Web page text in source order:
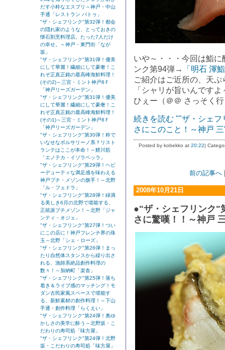
だす小粋なエスプリ～神戸・中山
手通「レストラン パトゥ」
"ザ・シェフリンク"第32弾！都会
の隠れ家のような、とっておきの
懐石割烹料理店。たった7人だけ
の幸せ。～神戸・東門街「なが
坂」
"ザ・シェフリンク"第31弾！優美
にして華麗！繊細にして豪奢！こ
れぞ正真正銘の最高峰海鮮料理！
(その2)～三宮・ミント神戸8Ｆ
「神戸リーズガーデン」
"ザ・シェフリンク"第31弾！優美
にして華麗！繊細にして豪奢！こ
れぞ正真正銘の最高峰海鮮料理！
(その1)～三宮・ミント神戸8Ｆ
「神戸リーズガーデン」
"ザ・シェフリンク"第30弾！粋で
いなせなボルサリーノ系？リスト
ランテはここが本命！～鯉川筋
「エノテカ・イゾラベッラ」
"ザ・シェフリンク"第29弾！ヘビ
ーデューティな満足感を味わえる
神戸プチ・メゾンの旗手！～北野
「ル・フェドラ」
"ザ・シェフリンク"第28弾！緑滴
る美しき6月の北野で堪能する、
正統派プチメゾン！～北野「ジャ
ンティ・オジェ」
"ザ・シェフリンク"第27弾！つい
にこの店に！神戸フレンチ界の珠
玉～北野「シェ・ローズ」
"ザ・シェフリンク"第26弾！まっ
たり自然体スタンスから繰り出さ
れる、漁師系絶品創作料理の
数々！～加納町「楽舎」
"ザ・シェフリンク"第25弾！落ち
着き＆ライブ感のマッチング！モ
ダン古民家風スペースで堪能す
る、新鮮素材の創作料理！～下山
手通・創作料理「らくえい」
"ザ・シェフリンク"第24弾！奥ゆ
かしさの美学に酔う～北野坂・こ
だわりの寿司処「味方屋」
"ザ・シェフリンク"第24弾！北野
坂・こだわりの寿司処「味方屋」
いや～・・・今回は鮨
ンク第94弾→
「明石 渾
ご紹介はご近所の、天
「シャリが旨いんです
ひぇー（＠＠ さっそく
続きを読む ""ザ・シェ
さにこのこと！～神戸
Posted by kobekko at 20:22|
前の記事へ
2008年10月21日
●"ザ・シェフリンク"
さに驚嘆！！～神戸